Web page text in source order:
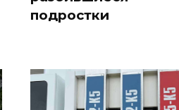
подростки